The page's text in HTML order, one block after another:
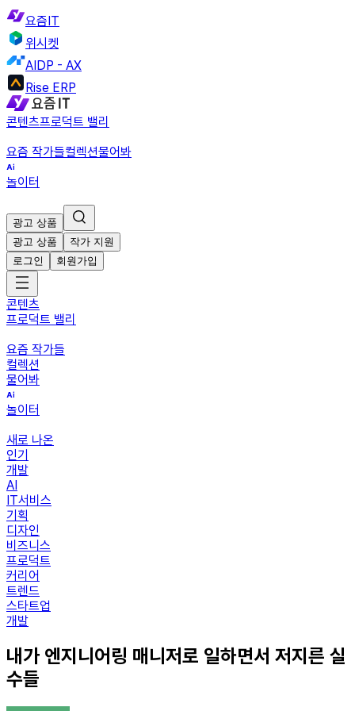
요즘IT
위시켓
AIDP - AX
Rise ERP
콘텐츠프로덕트 밸리
요즘 작가들컬렉션물어봐
놀이터
광고 상품
광고 상품
작가 지원
로그인
회원가입
콘텐츠
프로덕트 밸리
요즘 작가들
컬렉션
물어봐
놀이터
새로 나온
인기
개발
AI
IT서비스
기획
디자인
비즈니스
프로덕트
커리어
트렌드
스타트업
개발
내가 엔지니어링 매니저로 일하면서 저지른 실
수들